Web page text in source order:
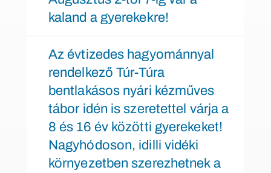
kaland a gyerekekre!
Az évtizedes hagyománnyal
rendelkező Túr-Túra
bentlakásos nyári kézműves
tábor idén is szeretettel várja a
8 és 16 év közötti gyerekeket!
Nagyhódoson, idilli vidéki
környezetben szerezhetnek a